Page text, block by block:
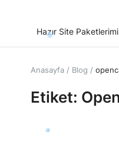
Hazır Site
Anasayfa Blog
Etiket: